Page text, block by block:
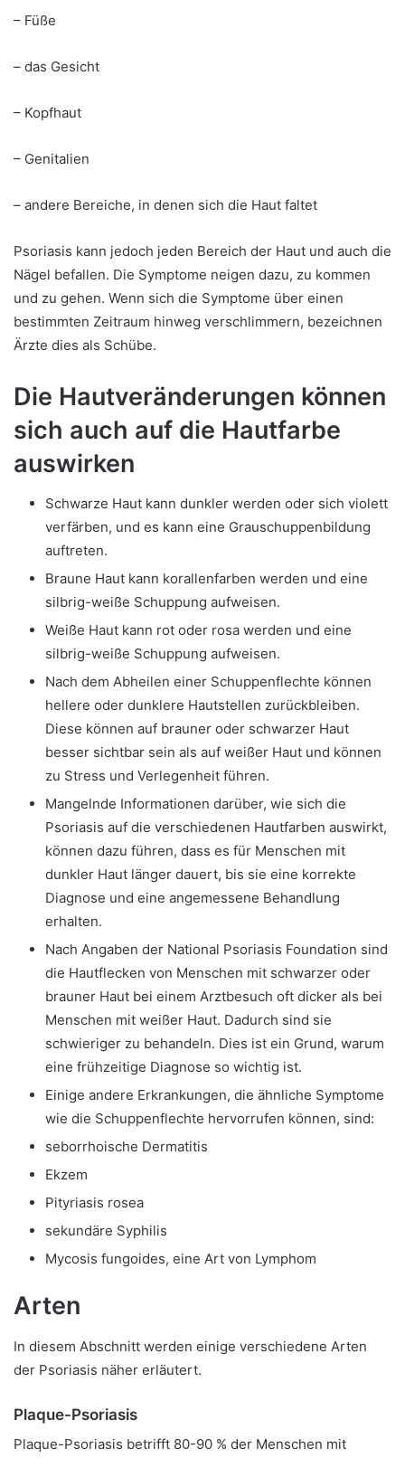
– Füße
– das Gesicht
– Kopfhaut
– Genitalien
– andere Bereiche, in denen sich die Haut faltet
Psoriasis kann jedoch jeden Bereich der Haut und auch die
Nägel befallen. Die Symptome neigen dazu, zu kommen
und zu gehen. Wenn sich die Symptome über einen
bestimmten Zeitraum hinweg verschlimmern, bezeichnen
Ärzte dies als Schübe.
Die Hautveränderungen können
sich auch auf die Hautfarbe
auswirken
Schwarze Haut kann dunkler werden oder sich violett
verfärben, und es kann eine Grauschuppenbildung
auftreten.
Braune Haut kann korallenfarben werden und eine
silbrig-weiße Schuppung aufweisen.
Weiße Haut kann rot oder rosa werden und eine
silbrig-weiße Schuppung aufweisen.
Nach dem Abheilen einer Schuppenflechte können
hellere oder dunklere Hautstellen zurückbleiben.
Diese können auf brauner oder schwarzer Haut
besser sichtbar sein als auf weißer Haut und können
zu Stress und Verlegenheit führen.
Mangelnde Informationen darüber, wie sich die
Psoriasis auf die verschiedenen Hautfarben auswirkt,
können dazu führen, dass es für Menschen mit
dunkler Haut länger dauert, bis sie eine korrekte
Diagnose und eine angemessene Behandlung
erhalten.
Nach Angaben der National Psoriasis Foundation sind
die Hautflecken von Menschen mit schwarzer oder
brauner Haut bei einem Arztbesuch oft dicker als bei
Menschen mit weißer Haut. Dadurch sind sie
schwieriger zu behandeln. Dies ist ein Grund, warum
eine frühzeitige Diagnose so wichtig ist.
Einige andere Erkrankungen, die ähnliche Symptome
wie die Schuppenflechte hervorrufen können, sind:
seborrhoische Dermatitis
Ekzem
Pityriasis rosea
sekundäre Syphilis
Mycosis fungoides, eine Art von Lymphom
Arten
In diesem Abschnitt werden einige verschiedene Arten
der Psoriasis näher erläutert.
Plaque-Psoriasis
Plaque-Psoriasis betrifft 80-90 % der Menschen mit